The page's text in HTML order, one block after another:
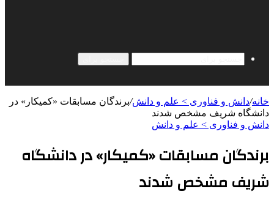
خانه/دانش و فناوری > علم و دانش/برندگان مسابقات «کمیکار» در
دانشگاه شریف مشخص شدند
دانش و فناوری > علم و دانش
برندگان مسابقات «کمیکار» در دانشگاه
شریف مشخص شدند